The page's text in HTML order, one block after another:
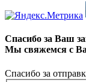
Спасибо за Ваш
Мы свяжемся с
Спасибо за